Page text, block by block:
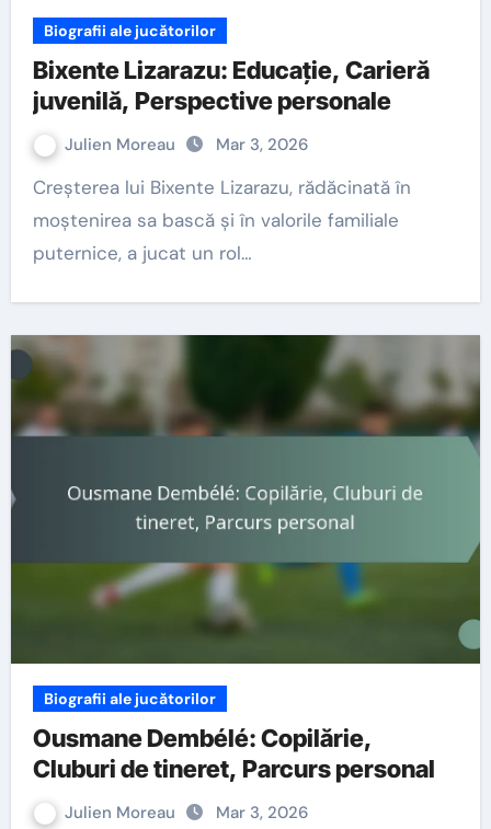
Biografii ale jucătorilor
Bixente Lizarazu: Educație, Carieră
juvenilă, Perspective personale
Julien Moreau Mar 3, 2026
Creșterea lui Bixente Lizarazu, rădăcinată în
moștenirea sa bască și în valorile familiale
puternice, a jucat un rol…
Biografii ale jucătorilor
Ousmane Dembélé: Copilărie,
Cluburi de tineret, Parcurs personal
Julien Moreau Mar 3, 2026